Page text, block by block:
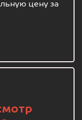
цену за